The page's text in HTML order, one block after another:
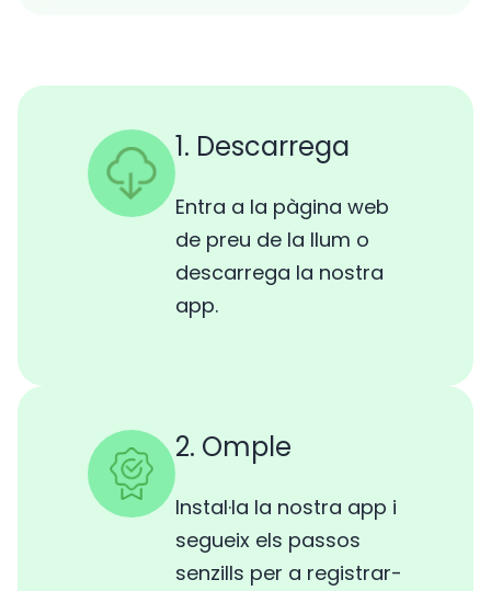
1. Descarrega
Entra a la pàgina web
de preu de la llum o
descarrega la nostra
app.
2. Omple
Instal·la la nostra app i
segueix els passos
senzills per a registrar-